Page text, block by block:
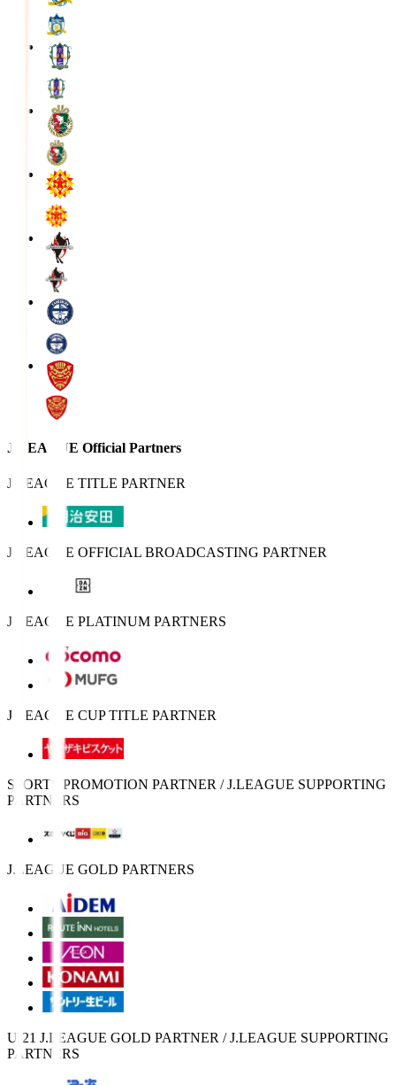
J.LEAGUE Official Partners
J.LEAGUE TITLE PARTNER
J.LEAGUE OFFICIAL BROADCASTING PARTNER
J.LEAGUE PLATINUM PARTNERS
J.LEAGUE CUP TITLE PARTNER
SPORTS PROMOTION PARTNER / J.LEAGUE SUPPORTING
PARTNERS
J.LEAGUE GOLD PARTNERS
U-21 J.LEAGUE GOLD PARTNER / J.LEAGUE SUPPORTING
PARTNERS